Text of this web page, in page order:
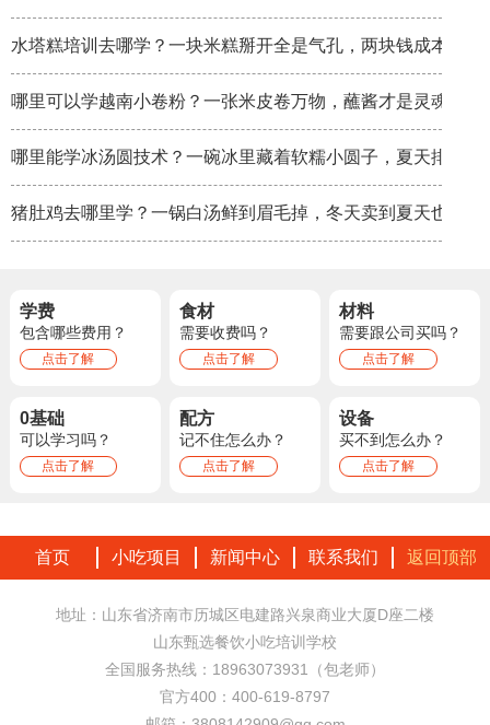
水塔糕培训去哪学？一块米糕掰开全是气孔，两块钱成本卖八
哪里可以学越南小卷粉？一张米皮卷万物，蘸酱才是灵魂
哪里能学冰汤圆技术？一碗冰里藏着软糯小圆子，夏天排队排
猪肚鸡去哪里学？一锅白汤鲜到眉毛掉，冬天卖到夏天也不淡
学费
包含哪些费用？
点击了解
食材
需要收费吗？
点击了解
材料
需要跟公司买吗？
点击了解
0基础
可以学习吗？
点击了解
配方
记不住怎么办？
点击了解
设备
买不到怎么办？
点击了解
首页 小吃项目 新闻中心 联系我们 返回顶部
地址：山东省济南市历城区电建路兴泉商业大厦D座二楼
山东甄选餐饮小吃培训学校
全国服务热线：18963073931（包老师）
官方400：400-619-8797